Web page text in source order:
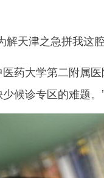
天津之急拼我这
大学第二附属医
候诊专区的难题。